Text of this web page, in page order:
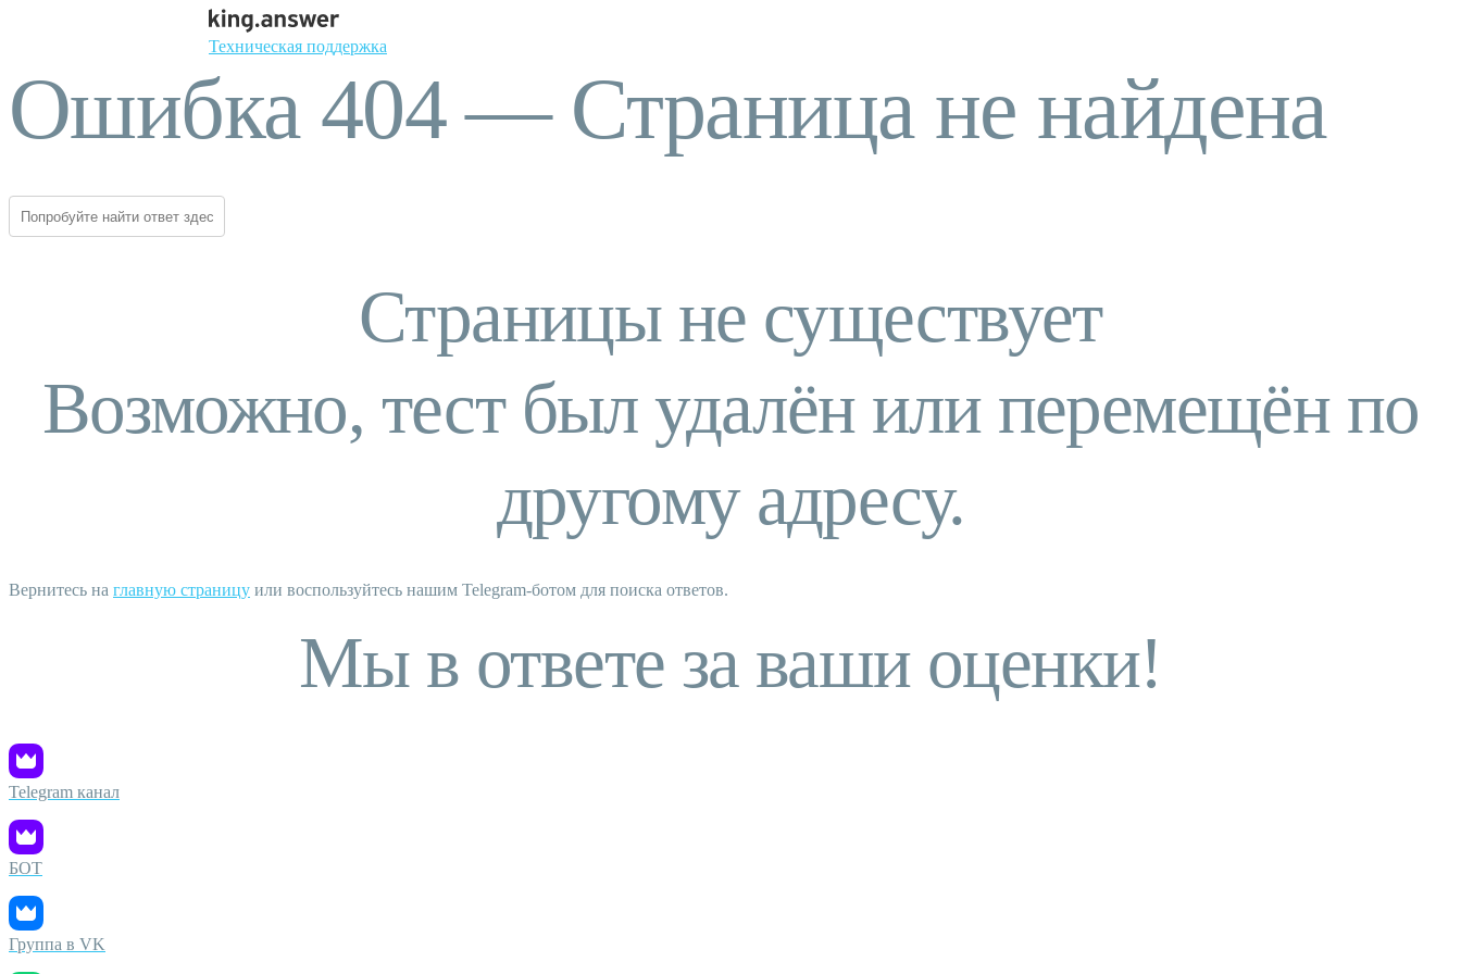
Техническая поддержка
Ошибка 404 — Страница не найдена
Страницы не существует
Возможно, тест был удалён или перемещён по
другому адресу.
Вернитесь на главную страницу или воспользуйтесь нашим Telegram-ботом для поиска ответов.
Мы в ответе за ваши оценки!
Telegram канал
БОТ
Группа в VK